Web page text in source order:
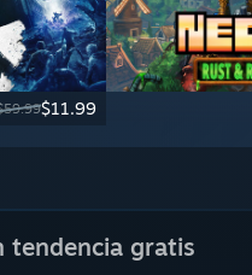
$11.99
tendencia gratis